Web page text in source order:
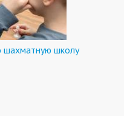
шахматную школу